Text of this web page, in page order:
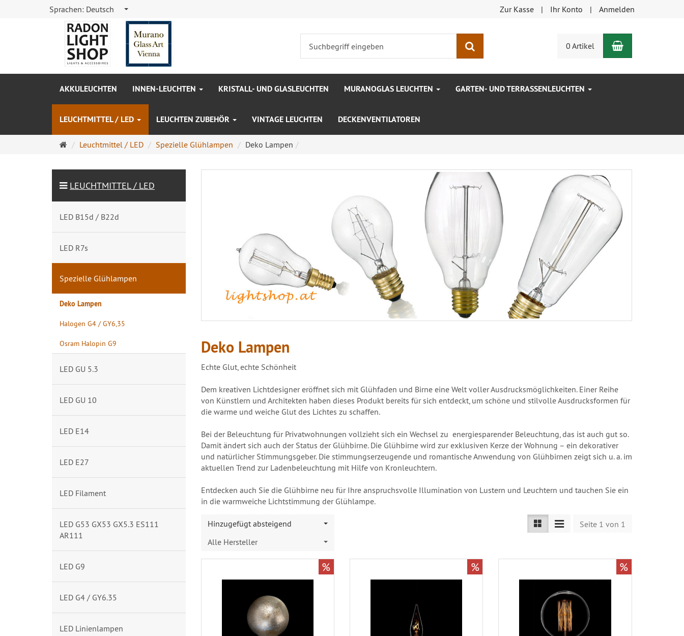
Sprachen: Deutsch Zur Kasse Ihr Konto Anmelden
0 Artikel Warenkorb
AKKULEUCHTEN INNEN-LEUCHTEN KRISTALL- UND GLASLEUCHTEN MURANOGLAS LEUCHTEN GARTEN- UND TERRASSENLEUCHTEN
LEUCHTMITTEL / LED LEUCHTEN ZUBEHÖR VINTAGE LEUCHTEN DECKENVENTILATOREN
Startseite
Leuchtmittel / LED Spezielle Glühlampen Deko Lampen
Deko Lampen
Echte Glut, echte Schönheit
Dem kreativen Lichtdesigner eröffnet sich mit Glühfaden und Birne eine Welt voller Ausdrucksmöglichkeiten. Einer Reihe
von Künstlern und Architekten haben dieses Produkt bereits für sich entdeckt, um schöne und stilvolle Ausdrucksformen für
die warme und weiche Glut des Lichtes zu schaffen.
Bei der Beleuchtung für Privatwohnungen vollzieht sich ein Wechsel zu energiesparender Beleuchtung, das ist auch gut so.
Damit ändert sich auch der Status der Glühbirne. Die Glühbirne wird zur exklusiven Kerze der Wohnung – ein dekorativer
und natürlicher Stimmungsgeber. Die stimmungserzeugende und romantische Anwendung von Glühbirnen zeigt sich u. a. im
aktuellen Trend zur Ladenbeleuchtung mit Hilfe von Kronleuchtern.
Entdecken auch Sie die Glühbirne neu für Ihre anspruchsvolle Illumination von Lustern und Leuchtern und tauchen Sie ein
in die warmweiche Lichtstimmung der Glühlampe.
Hinzugefügt absteigend
Alle Hersteller
Seite 1 von 1
% % %
LEUCHTMITTEL / LED
LED B15d / B22d
LED R7s
Spezielle Glühlampen
Deko Lampen
Halogen G4 / GY6,35
Osram Halopin G9
LED GU 5.3
LED GU 10
LED E14
LED E27
LED Filament
LED G53 GX53 GX5.3 ES111
AR111
LED G9
LED G4 / GY6.35
LED Linienlampen